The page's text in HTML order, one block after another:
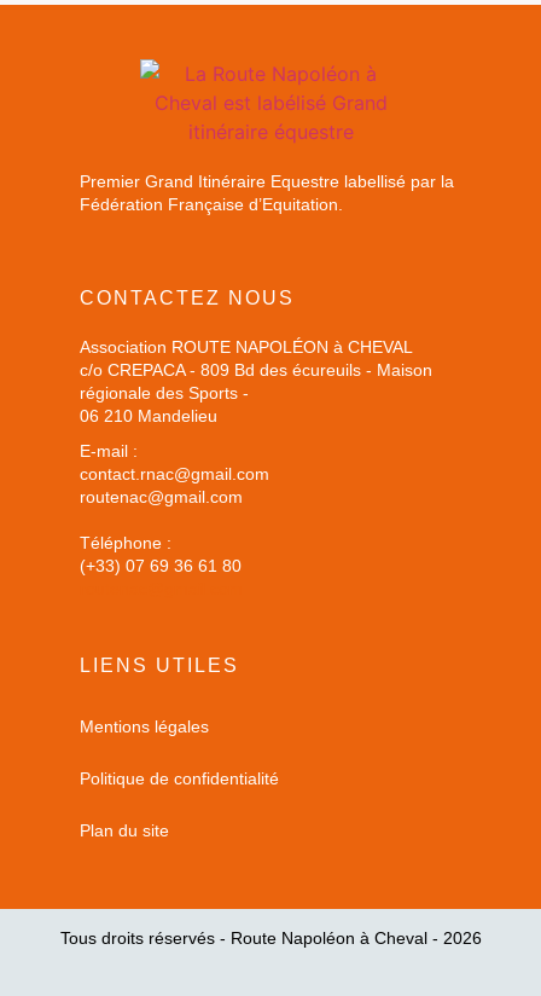
Premier Grand Itinéraire Equestre labellisé par la
Fédération Française d’Equitation.
CONTACTEZ NOUS
Association ROUTE NAPOLÉON à CHEVAL
c/o CREPACA - 809 Bd des écureuils - Maison
régionale des Sports -
06 210 Mandelieu
E-mail :
contact.rnac@gmail.com
routenac@gmail.com
Téléphone :
(+33) 07 69 36 61 80
LIENS UTILES
Mentions légales
Politique de confidentialité
Plan du site
Tous droits réservés - Route Napoléon à Cheval - 2026